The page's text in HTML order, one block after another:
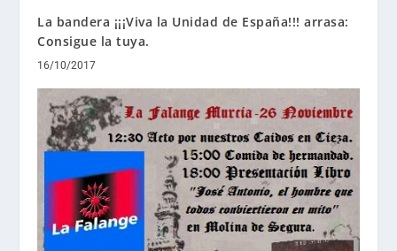
La bandera ¡¡¡Viva la Unidad de España!!! arrasa:
Consigue la tuya.
16/10/2017